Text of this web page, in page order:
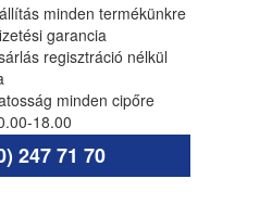
minden termékünkre
garancia
regisztráció nélkül
minden cipőre
18.00
247 71 70